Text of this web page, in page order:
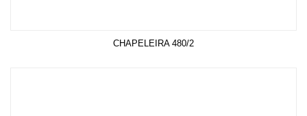
CHAPELEIRA 480/2